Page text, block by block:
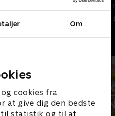
Om
cookies fra
at give dig den bedste
til statistik og til at
12. november 2022 • 43 min